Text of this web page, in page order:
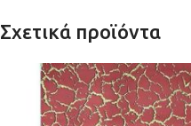
Σχετικά προϊόντα